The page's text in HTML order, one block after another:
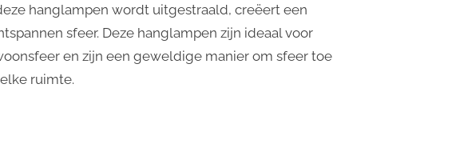
hanglampen wordt uitgestraald, creëert een
sfeer. Deze hanglampen zijn ideaal voor
en zijn een geweldige manier om sfeer toe
ruimte.